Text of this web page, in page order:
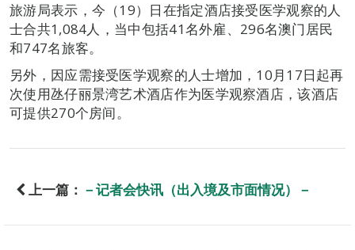
旅游局表示，今（19）日在指定酒店接受医学观察的人
士合共1,084人，当中包括41名外雇、296名澳门居民
和747名旅客。
另外，因应需接受医学观察的人士增加，10月17日起再
次使用氹仔丽景湾艺术酒店作为医学观察酒店，该酒店
可提供270个房间。
上一篇： －记者会快讯（出入境及市面情况）－